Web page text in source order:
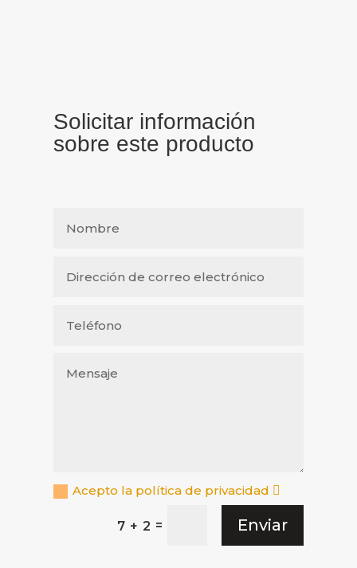
Solicitar información
sobre este producto
Acepto la política de privacidad
7 + 2 = Enviar